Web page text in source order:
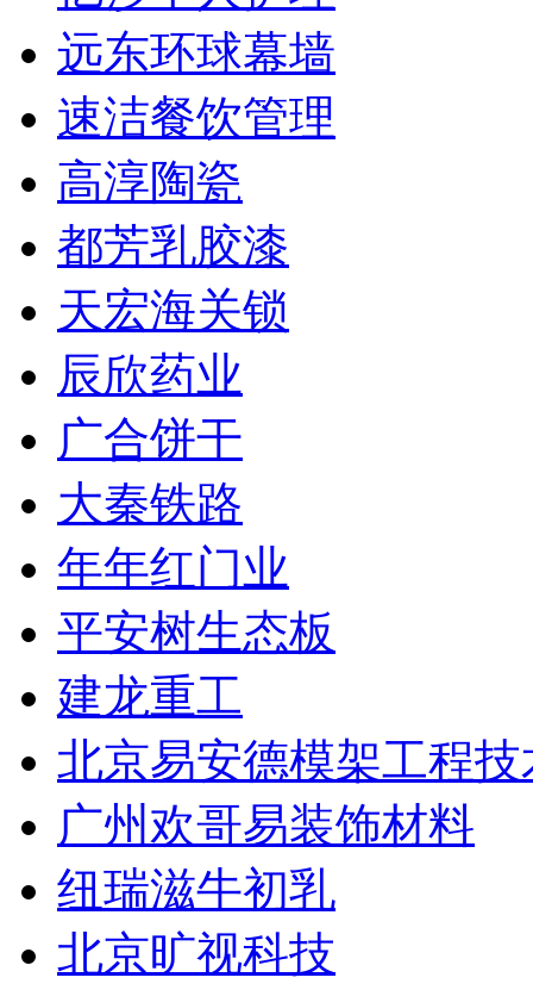
远东环球幕墙
速洁餐饮管理
高淳陶瓷
都芳乳胶漆
天宏海关锁
辰欣药业
广合饼干
大秦铁路
年年红门业
平安树生态板
建龙重工
北京易安德模架工程技
广州欢哥易装饰材料
纽瑞滋牛初乳
北京旷视科技